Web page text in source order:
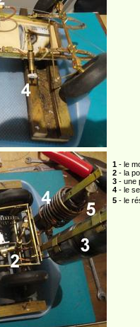
1 - le
2 - la
3 - une
4 - le
5 - le